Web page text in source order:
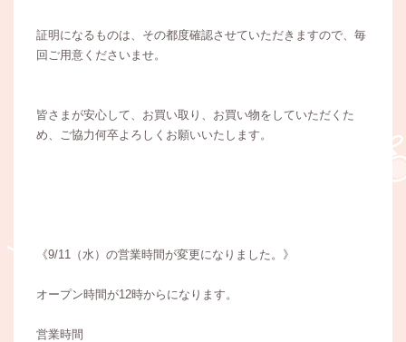
証明になるものは、その都度確認させていただきますので、毎
回ご用意くださいませ。
皆さまが安心して、お買い取り、お買い物をしていただくた
め、ご協力何卒よろしくお願いいたします。
《9/11（水）の営業時間が変更になりました。》
オープン時間が12時からになります。
営業時間